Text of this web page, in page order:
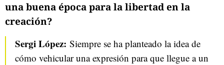
una buena época para la libertad en la
creación?
Sergi López: Siempre se ha planteado la idea de
cómo vehicular una expresión para que llegue a un